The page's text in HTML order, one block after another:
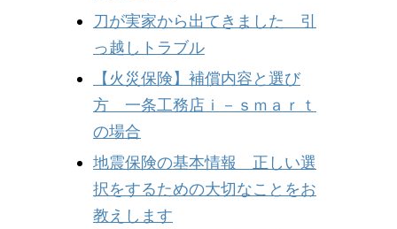
刀が実家から出てきました 引
っ越しトラブル
【火災保険】補償内容と選び
方 一条工務店ｉ－ｓｍａｒｔ
の場合
地震保険の基本情報 正しい選
択をするための大切なことをお
教えします